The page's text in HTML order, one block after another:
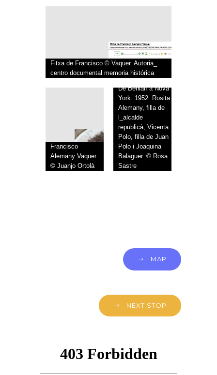
Fitxa de Francisco © Vaquer. Autoria_
centro documental memoria histórica
Francisco
Alemany Vaquer.
© Juanjo Ortolà
De Benialí a Nova
York. 1952. Rosita
Alemany, filla de
l_alcalde
republicà, Vicenta
Polo, filla de Juan
Polo i Joaquina
Balaguer. © Rosa
Sastre
MAP
NEXT STOP